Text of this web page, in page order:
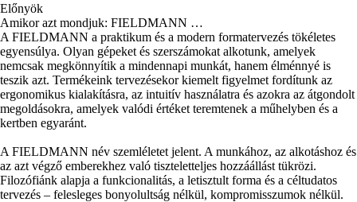
Előnyök
Amikor azt mondjuk: FIELDMANN …
A FIELDMANN a praktikum és a modern formatervezés tökéletes
egyensúlya. Olyan gépeket és szerszámokat alkotunk, amelyek
nemcsak megkönnyítik a mindennapi munkát, hanem élménnyé is
teszik azt. Termékeink tervezésekor kiemelt figyelmet fordítunk az
ergonomikus kialakításra, az intuitív használatra és azokra az átgondolt
megoldásokra, amelyek valódi értéket teremtenek a műhelyben és a
kertben egyaránt.
A FIELDMANN név szemléletet jelent. A munkához, az alkotáshoz és
az azt végző emberekhez való tiszteletteljes hozzáállást tükrözi.
Filozófiánk alapja a funkcionalitás, a letisztult forma és a céltudatos
tervezés – felesleges bonyolultság nélkül, kompromisszumok nélkül.